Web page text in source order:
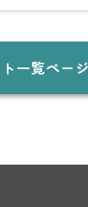
一覧ペー